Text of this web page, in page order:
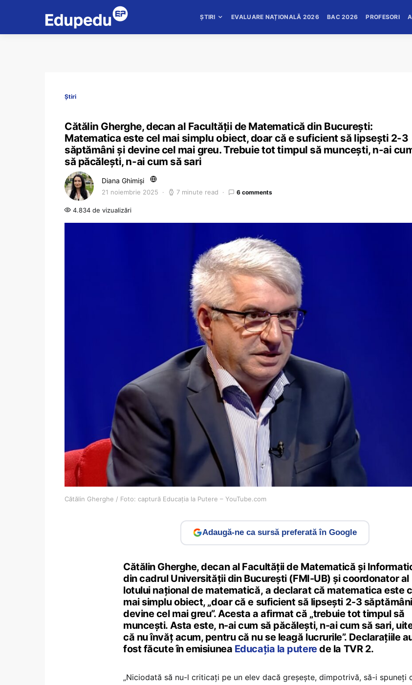
ȘTIRI EVALUARE NAȚIONALĂ 2026 BAC 2026 PROFESORI
Știri
Cătălin Gherghe, decan al Facultății de Matematică din București:
Matematica este cel mai simplu obiect, doar că e suficient să lipsești 2-3
săptămâni și devine cel mai greu. Trebuie tot timpul să muncești, n-ai
să păcălești, n-ai cum să sari
Diana Ghimiși
21 noiembrie 2025 7 minute read 6 comments
4.834 de vizualizări
Cătălin Gherghe / Foto: captură Educația la Putere – YouTube.com
Adaugă-ne ca sursă preferată în Google
Cătălin Gherghe, decan al Facultății de Matematică și
din cadrul Universității din București (FMI-UB) și coordonator al
lotului național de matematică, a declarat că matematica este
mai simplu obiect, „doar că e suficient să lipsești 2-3
devine cel mai greu”. Acesta a afirmat că „trebuie tot timpul să
muncești. Asta este, n-ai cum să păcălești, n-ai cum să sari,
că nu învăț acum, pentru că nu se leagă lucrurile”. Declarațiile
fost făcute în emisiunea Educația la puterede la TVR 2.
„Niciodată să nu-l criticați pe un elev dacă greșește, dimpotrivă, să-i spuneți